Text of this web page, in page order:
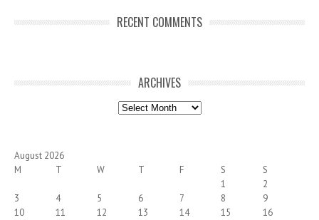
RECENT COMMENTS
ARCHIVES
Archives
August 2026
M
T W T F S
S
1
2
3
4 5 6 7 8
9
10
11 12 13 14 15
16